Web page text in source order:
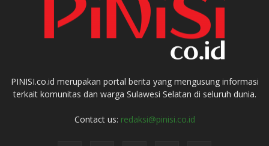
PINISI.co.id merupakan portal berita yang mengusung informasi
terkait komunitas dan warga Sulawesi Selatan di seluruh dunia.
Contact us: redaksi@pinisi.co.id